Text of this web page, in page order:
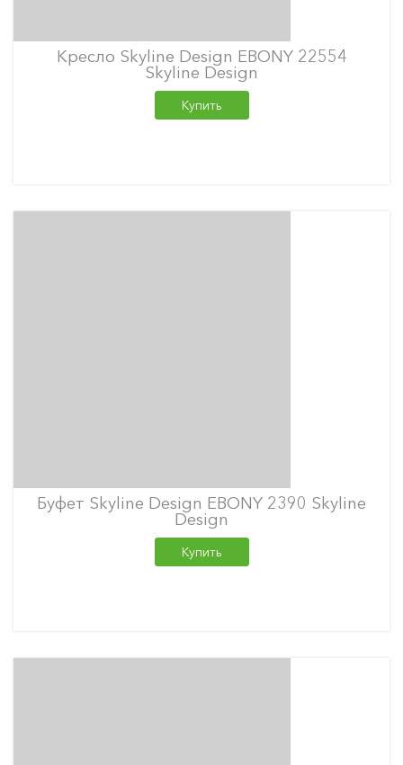
Кресло Skyline Design EBONY 22554
Skyline Design
Купить
Буфет Skyline Design EBONY 2390 Skyline
Design
Купить